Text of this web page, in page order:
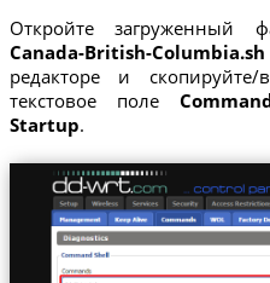
Откройте загруженный
Canada-British-Columbia.sh
редакторе и
текстовое поле
Startup.